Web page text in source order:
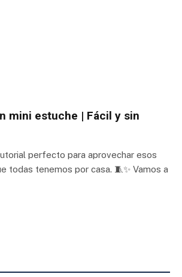
mini estuche | Fácil y sin
perfecto para aprovechar esos
todas tenemos por casa. 🧵✨ Vamos a